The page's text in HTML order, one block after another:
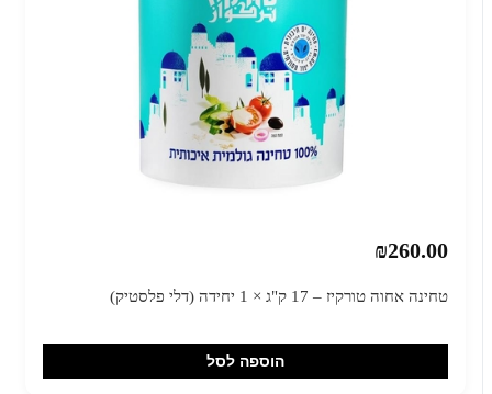
₪260.00
טחינה אחוה טורקיז – 17 ק"ג × 1 יחידה (דלי פלסטיק)
הוספה לסל